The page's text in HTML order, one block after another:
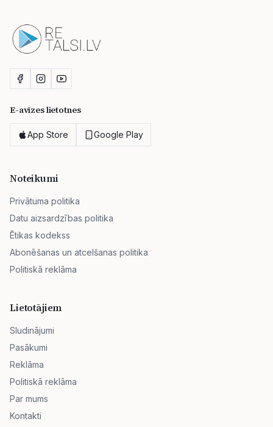
E-avīzes lietotnes
App Store Google Play
Noteikumi
Privātuma politika
Datu aizsardzības politika
Ētikas kodekss
Abonēšanas un atcelšanas politika
Politiskā reklāma
Lietotājiem
Sludinājumi
Pasākumi
Reklāma
Politiskā reklāma
Par mums
Kontakti